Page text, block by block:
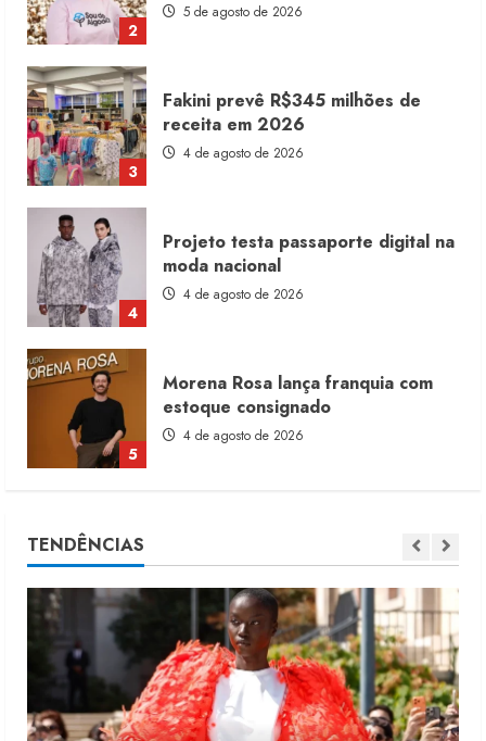
2
5 de agosto de 2026
3
Fakini prevê R$345 milhões de
receita em 2026
4 de agosto de 2026
4
Projeto testa passaporte digital na
moda nacional
4 de agosto de 2026
5
Morena Rosa lança franquia com
estoque consignado
4 de agosto de 2026
1
Renata Caixeta assume Movimento
Sou de Algodão
5 de agosto de 2026
TENDÊNCIAS